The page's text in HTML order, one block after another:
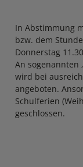
In Abstimmung
bzw. dem
Donnerstag
An sogenannten
wird bei
angeboten.
Schulferien
geschlossen.